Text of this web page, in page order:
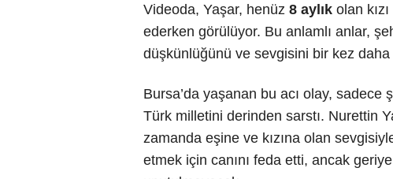
Videoda, Yaşar, henüz 8 aylık olan kızı
ederken görülüyor. Bu anlamlı anlar,
düşkünlüğünü ve sevgisini bir kez
Bursa’da yaşanan bu acı olay, sadece
Türk milletini derinden sarstı. Nurettin
zamanda eşine ve kızına olan
etmek için canını feda etti, ancak